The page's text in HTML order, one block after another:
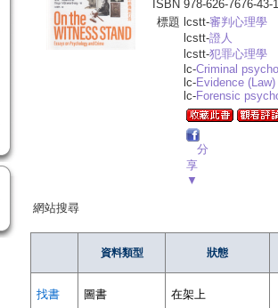
ISBN 978-626-7676-43-1
標題 lcstt-審判心理學
lcstt-證人
lcstt-犯罪心理學
lc-Criminal
lc-Evidence (Law)
lc-Forensic
分
享
▼
網站搜尋
資料類型 狀態
找書 圖書 在架上